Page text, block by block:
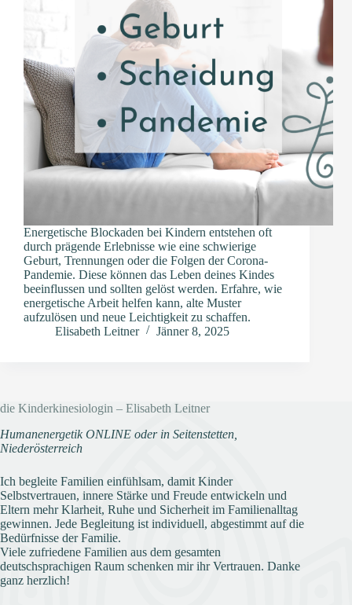
Energetische Blockaden bei Kindern entstehen oft
durch prägende Erlebnisse wie eine schwierige
Geburt, Trennungen oder die Folgen der Corona-
Pandemie. Diese können das Leben deines Kindes
beeinflussen und sollten gelöst werden. Erfahre, wie
energetische Arbeit helfen kann, alte Muster
aufzulösen und neue Leichtigkeit zu schaffen.
Elisabeth Leitner
Jänner 8, 2025
die Kinderkinesiologin – Elisabeth Leitner
Humanenergetik ONLINE oder in Seitenstetten,
Niederösterreich
Ich begleite Familien einfühlsam, damit Kinder
Selbstvertrauen, innere Stärke und Freude entwickeln und
Eltern mehr Klarheit, Ruhe und Sicherheit im Familienalltag
gewinnen. Jede Begleitung ist individuell, abgestimmt auf die
Bedürfnisse der Familie.
Viele zufriedene Familien aus dem gesamten
deutschsprachigen Raum schenken mir ihr Vertrauen. Danke
ganz herzlich!